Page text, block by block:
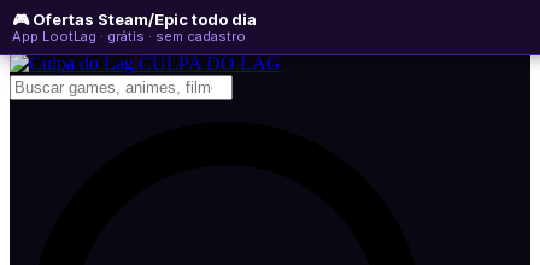
🎮 Ofertas Steam/Epic todo dia
App LootLag · grátis · sem cadastro
segunda-feira, 10 de agosto de 2026
Newsletter
CULPA DO LAG